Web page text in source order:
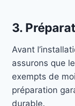
3.
Avant
assurons que
exempts de
préparation
durable.